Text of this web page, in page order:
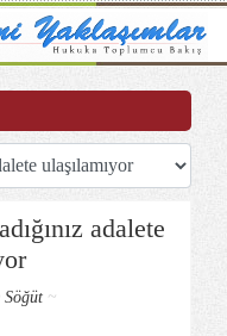
adalete
~